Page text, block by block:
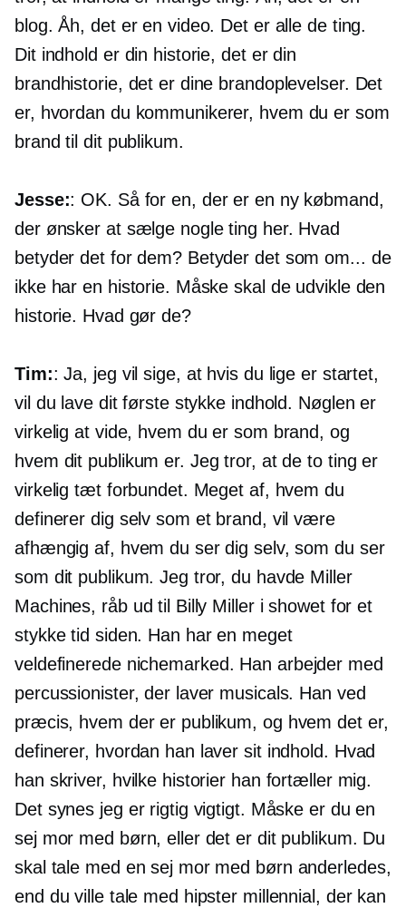
blog. Åh, det er en video. Det er alle de ting.
Dit indhold er din historie, det er din
brandhistorie, det er dine brandoplevelser. Det
er, hvordan du kommunikerer, hvem du er som
brand til dit publikum.
Jesse:: OK. Så for en, der er en ny købmand,
der ønsker at sælge nogle ting her. Hvad
betyder det for dem? Betyder det som om... de
ikke har en historie. Måske skal de udvikle den
historie. Hvad gør de?
Tim:: Ja, jeg vil sige, at hvis du lige er startet,
vil du lave dit første stykke indhold. Nøglen er
virkelig at vide, hvem du er som brand, og
hvem dit publikum er. Jeg tror, ​​at de to ting er
virkelig tæt forbundet. Meget af, hvem du
definerer dig selv som et brand, vil være
afhængig af, hvem du ser dig selv, som du ser
som dit publikum. Jeg tror, ​​du havde Miller
Machines, råb ud til Billy Miller i showet for et
stykke tid siden. Han har en meget
veldefineredenichemarked. Han arbejder med
percussionister, der laver musicals. Han ved
præcis, hvem der er publikum, og hvem det er,
definerer, hvordan han laver sit indhold. Hvad
han skriver, hvilke historier han fortæller mig.
Det synes jeg er rigtig vigtigt. Måske er du en
sej mor med børn, eller det er dit publikum. Du
skal tale med en sej mor med børn anderledes,
end du ville tale med hipster millennial, der kan